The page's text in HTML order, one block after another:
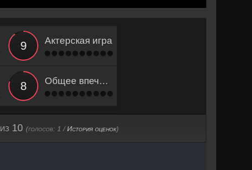
Актерская игра
Общее впечатление
из 10 (голосов: 1 /История оценок)